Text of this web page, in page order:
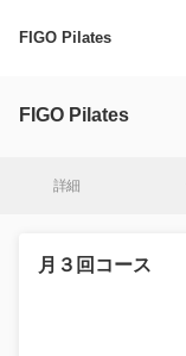
FIGO Pilates
FIGO Pilates
詳細
月３回コース